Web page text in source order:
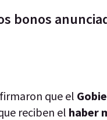
bonos
que el
reciben el haber